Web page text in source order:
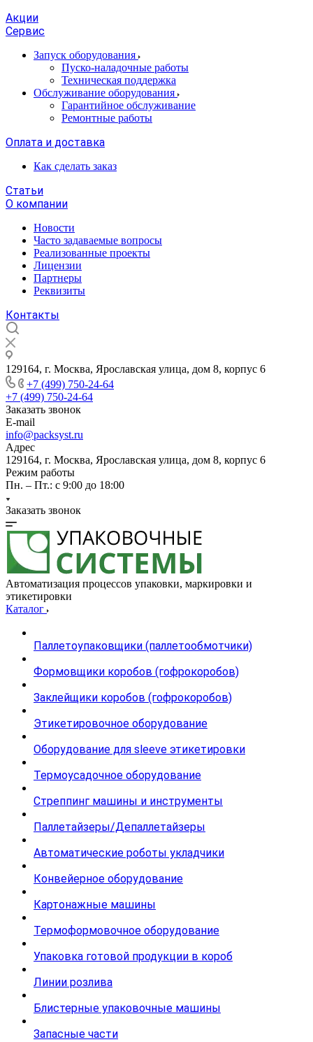
Акции
Сервис
Запуск оборудования
Пуско-наладочные работы
Техническая поддержка
Обслуживание оборудования
Гарантийное обслуживание
Ремонтные работы
Оплата и доставка
Как сделать заказ
Статьи
О компании
Новости
Часто задаваемые вопросы
Реализованные проекты
Лицензии
Партнеры
Реквизиты
Контакты
129164, г. Москва, Ярославская улица, дом 8, корпус 6
+7 (499) 750-24-64
+7 (499) 750-24-64
Заказать звонок
E-mail
info@packsyst.ru
Адрес
129164, г. Москва, Ярославская улица, дом 8, корпус 6
Режим работы
Пн. – Пт.: с 9:00 до 18:00
Заказать звонок
Автоматизация процессов упаковки, маркировки и
этикетировки
Каталог
Паллетоупаковщики (паллетообмотчики)
Формовщики коробов (гофрокоробов)
Заклейщики коробов (гофрокоробов)
Этикетировочное оборудование
Оборудование для sleeve этикетировки
Термоусадочное оборудование
Стреппинг машины и инструменты
Паллетайзеры/Депаллетайзеры
Автоматические роботы укладчики
Конвейерное оборудование
Картонажные машины
Термоформовочное оборудование
Упаковка готовой продукции в короб
Линии розлива
Блистерные упаковочные машины
Запасные части